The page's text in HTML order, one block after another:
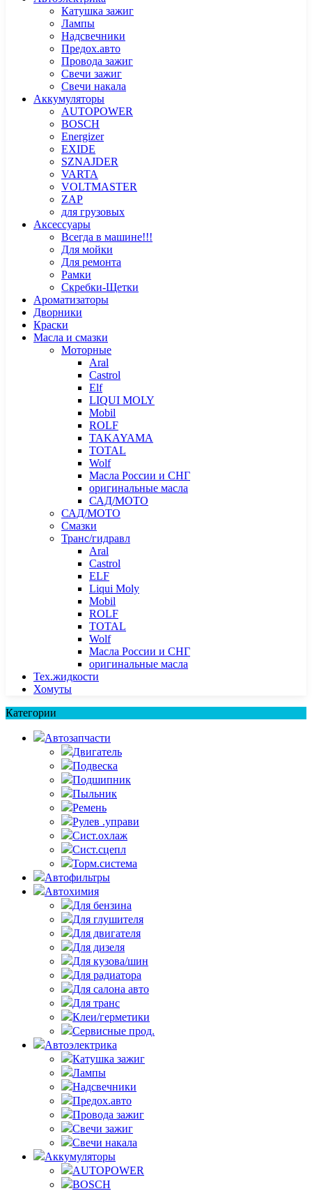
Катушка зажиг
Лампы
Надсвечники
Предох.авто
Провода зажиг
Свечи зажиг
Свечи накала
Аккумуляторы
AUTOPOWER
BOSCH
Energizer
EXIDE
SZNAJDER
VARTA
VOLTMASTER
ZAP
для грузовых
Аксессуары
Всегда в машине!!!
Для мойки
Для ремонта
Рамки
Скребки-Щетки
Ароматизаторы
Дворники
Краски
Масла и смазки
Моторные
Aral
Castrol
Elf
LIQUI MOLY
Mobil
ROLF
TAKAYAMA
TOTAL
Wolf
Масла России и СНГ
оригинальные масла
САД/МОТО
САД/МОТО
Смазки
Транс/гидравл
Aral
Castrol
ELF
Liqui Moly
Mobil
ROLF
TOTAL
Wolf
Масла России и СНГ
оригинальные масла
Тех.жидкости
Хомуты
Категории
Автозапчасти
Двигатель
Подвеска
Подшипник
Пыльник
Ремень
Рулев .управи
Сист.охлаж
Сист.сцепл
Торм.система
Автофильтры
Автохимия
Для бензина
Для глушителя
Для двигателя
Для дизеля
Для кузова/шин
Для радиатора
Для салона авто
Для транс
Клеи/герметики
Сервисные прод.
Автоэлектрика
Катушка зажиг
Лампы
Надсвечники
Предох.авто
Провода зажиг
Свечи зажиг
Свечи накала
Аккумуляторы
AUTOPOWER
BOSCH